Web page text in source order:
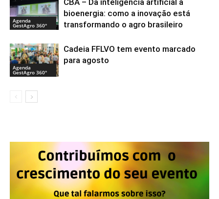
Agenda
GestAgro 360°
bioenergia: como a inovação está
transformando o agro brasileiro
Agenda
GestAgro 360°
Cadeia FFLVO tem evento marcado
para agosto